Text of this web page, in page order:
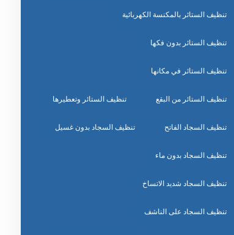
تنظيف الستائر بالمكنسة الكهربائية
تنظيف الستائر بدون فكها
تنظيف الستائر في مكانها
تنظيف الستائر من البقع تنظيف الستائر وتعطيرها
تنظيف السجاد الفاتح تنظيف السجاد بدون غسيل
تنظيف السجاد بدون ماء
تنظيف السجاد شديد الاتساخ
تنظيف السجاد على الناشف